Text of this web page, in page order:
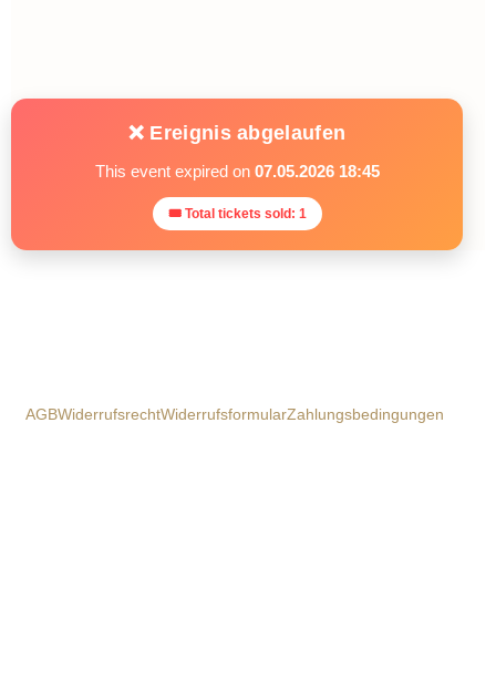
❌ Ereignis abgelaufen
This event expired on 07.05.2026 18:45
🎟 Total tickets sold: 1
AGBWiderrufsrechtWiderrufsformularZahlungsbedingungen